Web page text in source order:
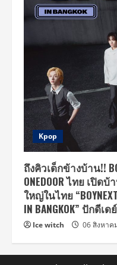
Kpop
ถึงคิวเด็กข้างบ้าน!!
ONEDOOR ไทย เปิ
ใหญ่ในไทย
IN BANGKOK” ปักดี
Ice witch 06 สิงหาค